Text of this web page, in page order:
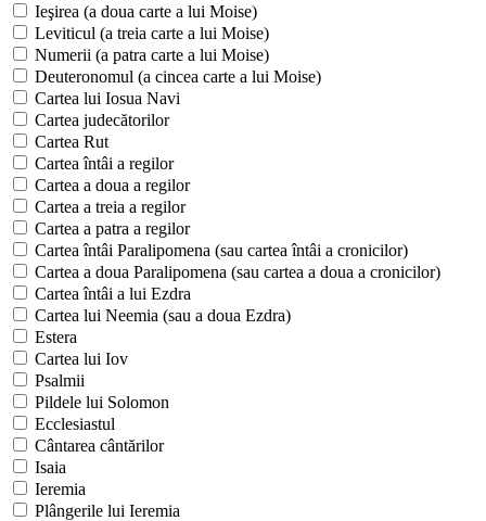
Ieşirea (a doua carte a lui Moise)
Leviticul (a treia carte a lui Moise)
Numerii (a patra carte a lui Moise)
Deuteronomul (a cincea carte a lui Moise)
Cartea lui Iosua Navi
Cartea judecătorilor
Cartea Rut
Cartea întâi a regilor
Cartea a doua a regilor
Cartea a treia a regilor
Cartea a patra a regilor
Cartea întâi Paralipomena (sau cartea întâi a cronicilor)
Cartea a doua Paralipomena (sau cartea a doua a cronicilor)
Cartea întâi a lui Ezdra
Cartea lui Neemia (sau a doua Ezdra)
Estera
Cartea lui Iov
Psalmii
Pildele lui Solomon
Ecclesiastul
Cântarea cântărilor
Isaia
Ieremia
Plângerile lui Ieremia